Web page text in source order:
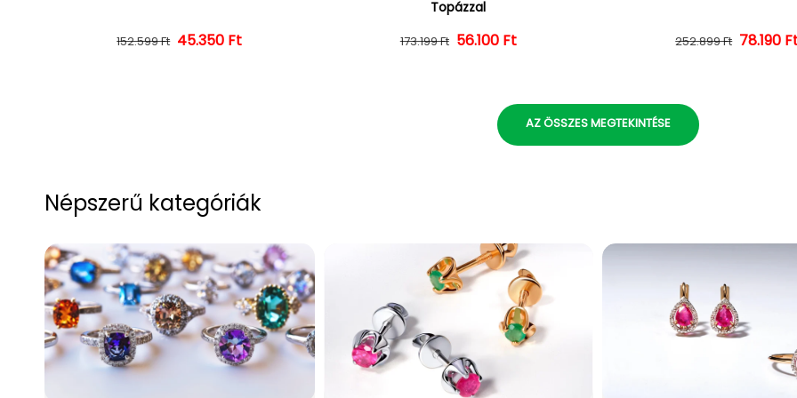
Normál ár
152.599 Ft Kedvezményes ár
45.350 Ft
Topázzal
Normál ár
173.199 Ft Kedvezményes ár
56.100 Ft Normál
252.899 Ft 78.190
AZ ÖSSZES MEGTEKINTÉSE
Népszerű kategóriák